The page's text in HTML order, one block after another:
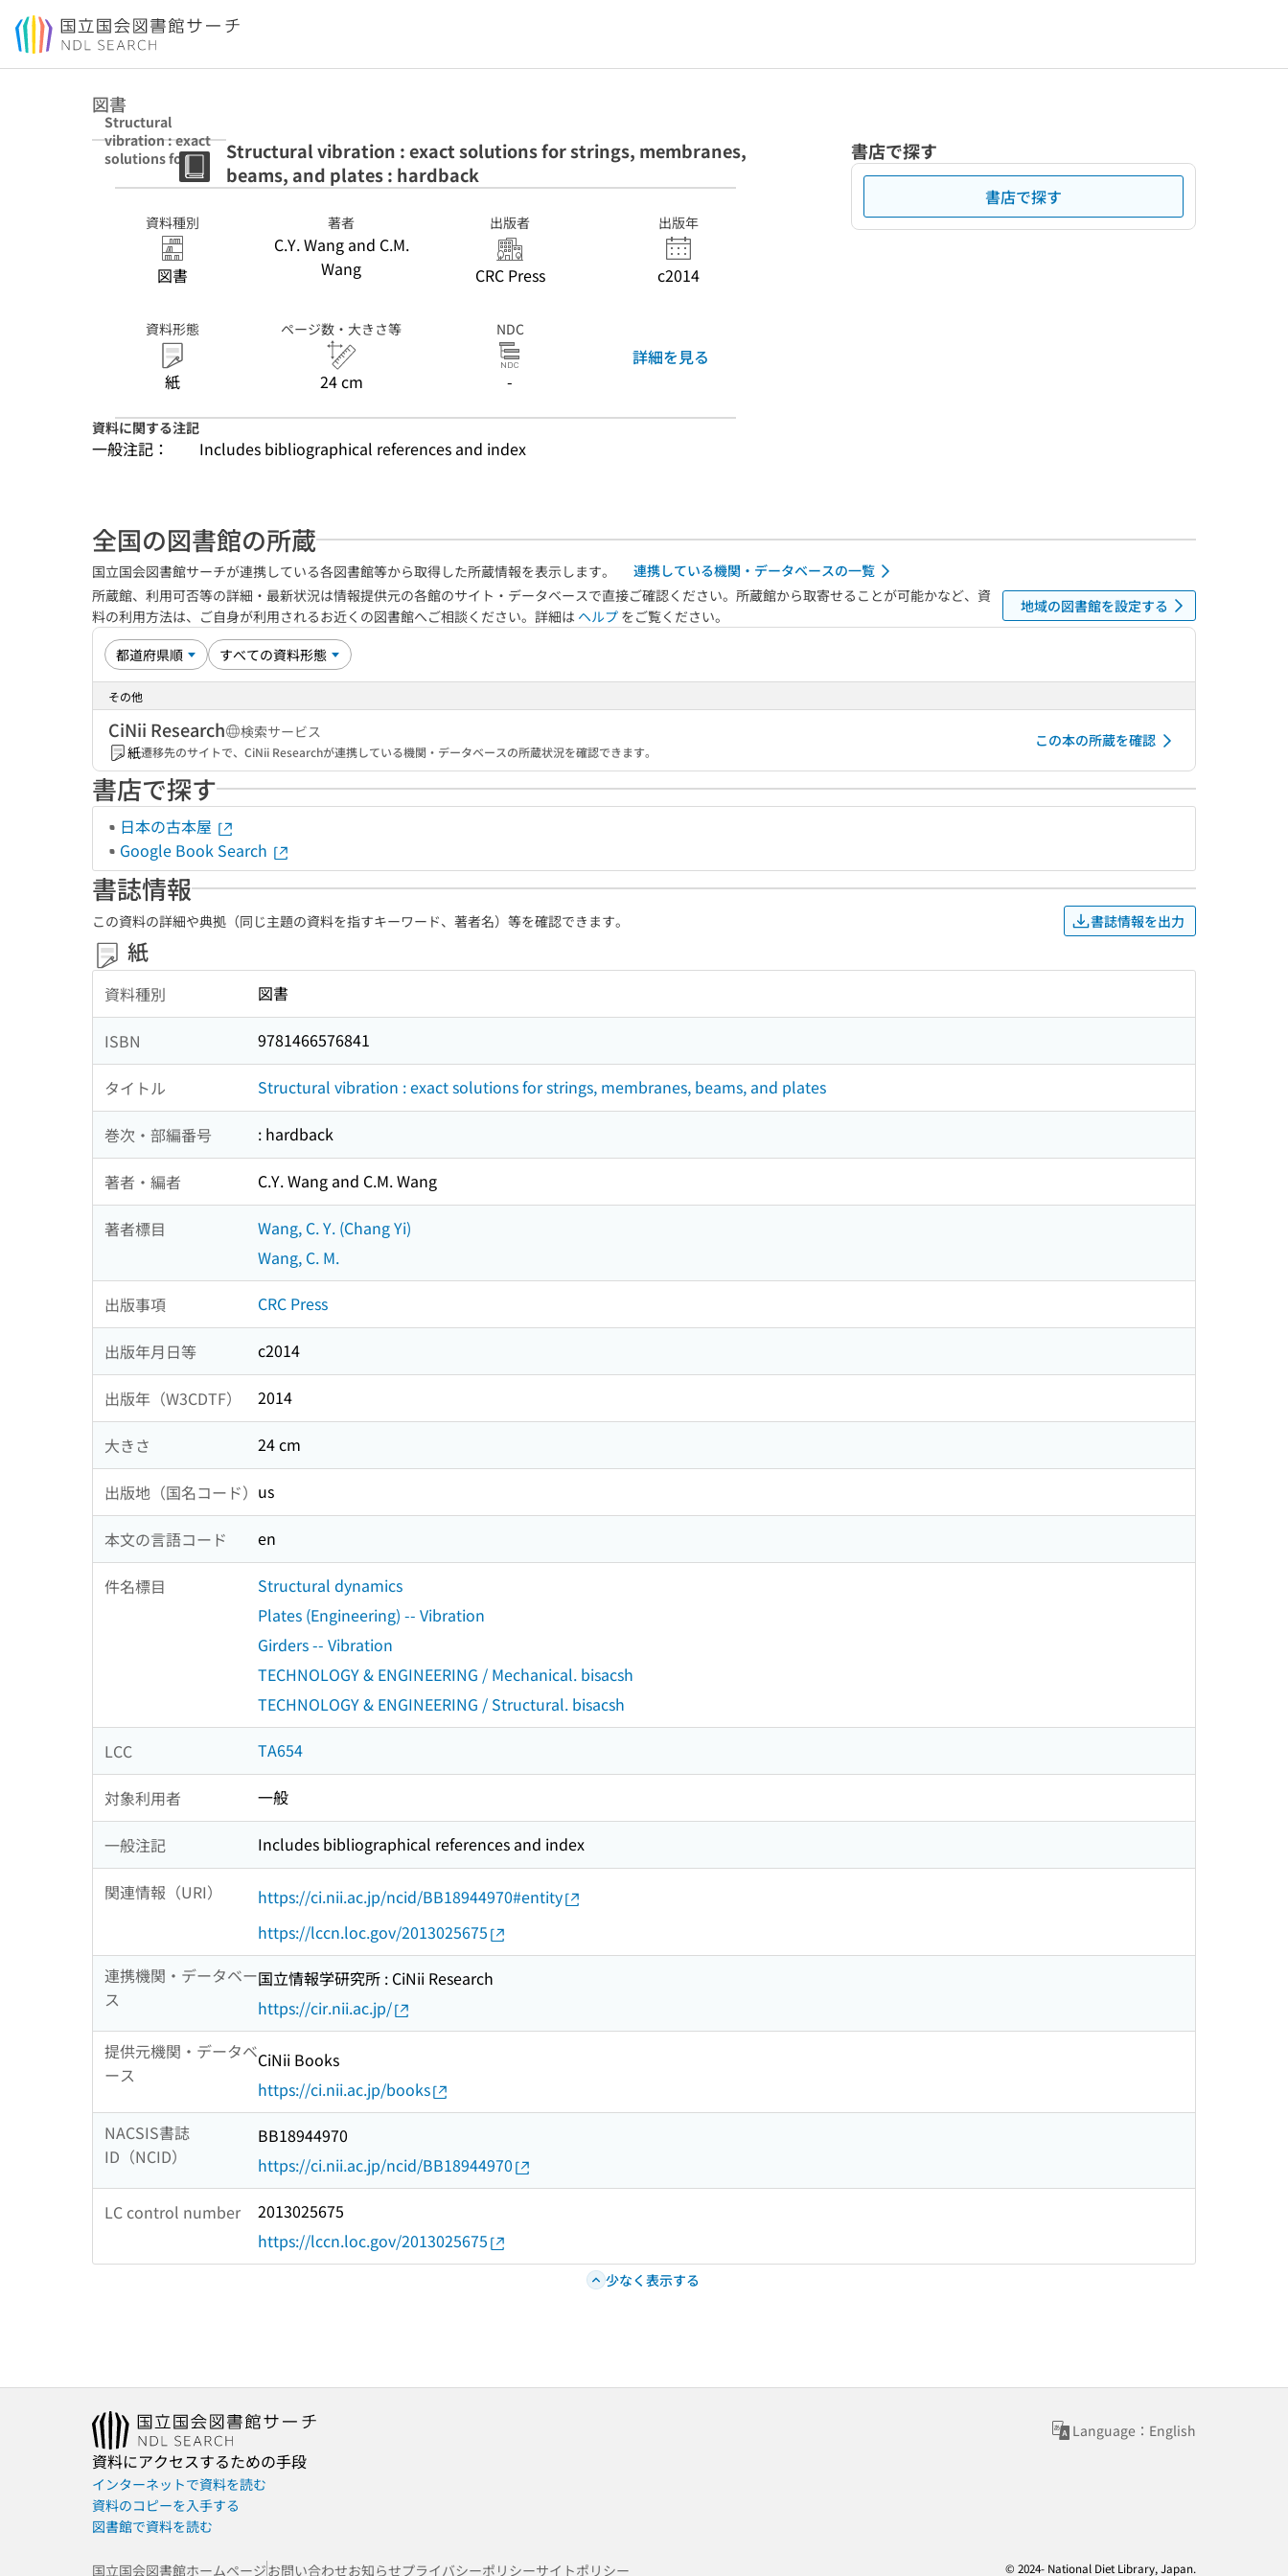
本文へ移動
図書
Structural
vibration : exact
solutions for
membranes,
beams, and
plates :
hardback
Structural vibration : exact solutions for strings, membranes,
beams, and plates : hardback
資料種別
図書
著者
C.Y. Wang and C.M.
Wang
出版者
CRC Press
出版年
c2014
資料形態
紙
ページ数・大きさ等
24 cm
NDC
-
詳細を見る
資料に関する注記
一般注記： Includes bibliographical references and index
書店で探す
書店で探す
全国の図書館の所蔵
国立国会図書館サーチが連携している各図書館等から取得した所蔵情報を表示します。
連携している機関・データベースの一覧
所蔵館、利用可否等の詳細・最新状況は情報提供元の各館のサイト・データベースで直接ご確認ください。所蔵館から取寄せることが可能かなど、資
料の利用方法は、ご自身が利用されるお近くの図書館へご相談ください。詳細は ヘルプ をご覧ください。
地域の図書館を設定する
その他
CiNii Research
検索サービス
紙遷移先のサイトで、CiNii Researchが連携している機関・データベースの所蔵状況を確認できます。
この本の所蔵を確認
書店で探す
日本の古本屋
Google Book Search
書誌情報
この資料の詳細や典拠（同じ主題の資料を指すキーワード、著者名）等を確認できます。 書誌情報を出力
紙
資料種別 図書
ISBN 9781466576841
タイトル Structural vibration : exact solutions for strings, membranes, beams, and plates
巻次・部編番号 : hardback
著者・編者 C.Y. Wang and C.M. Wang
著者標目
Wang, C. Y. (Chang Yi)
Wang, C. M.
出版事項 CRC Press
出版年月日等 c2014
出版年（W3CDTF） 2014
大きさ 24 cm
出版地（国名コード） us
本文の言語コード en
件名標目
Structural dynamics
Plates (Engineering) -- Vibration
Girders -- Vibration
TECHNOLOGY & ENGINEERING / Mechanical. bisacsh
TECHNOLOGY & ENGINEERING / Structural. bisacsh
LCC TA654
対象利用者 一般
一般注記 Includes bibliographical references and index
関連情報（URI）
https://ci.nii.ac.jp/ncid/BB18944970#entity
https://lccn.loc.gov/2013025675
連携機関・データベー
ス
国立情報学研究所 : CiNii Research
https://cir.nii.ac.jp/
提供元機関・データベ
ース
CiNii Books
https://ci.nii.ac.jp/books
NACSIS書誌
ID（NCID）
BB18944970
https://ci.nii.ac.jp/ncid/BB18944970
LC control number
2013025675
https://lccn.loc.gov/2013025675
少なく表示する
Language：English
資料にアクセスするための手段
インターネットで資料を読む
資料のコピーを入手する
図書館で資料を読む
国立国会図書館ホームページお問い合わせお知らせプライバシーポリシーサイトポリシー © 2024- National Diet Library, Japan.